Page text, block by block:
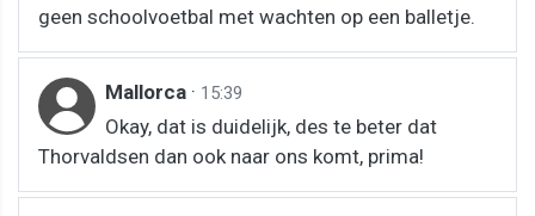
geen schoolvoetbal met wachten op een balletje.
Mallorca · 15:39
Okay, dat is duidelijk, des te beter dat
Thorvaldsen dan ook naar ons komt, prima!